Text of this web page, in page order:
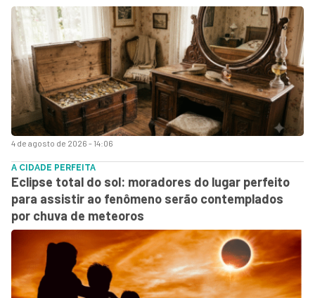
4 de agosto de 2026 - 14:06
A CIDADE PERFEITA
Eclipse total do sol: moradores do lugar perfeito
para assistir ao fenômeno serão contemplados
por chuva de meteoros